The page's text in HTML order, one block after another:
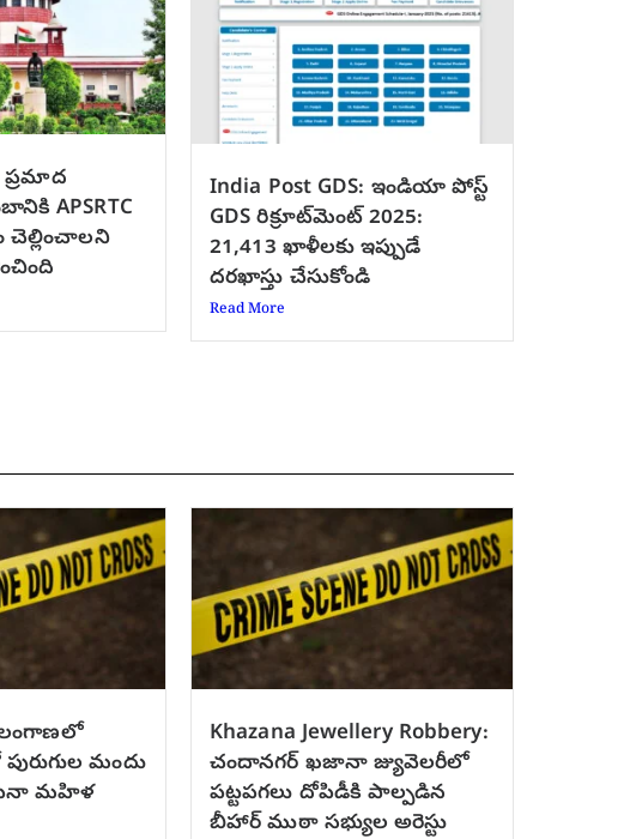
ప్రమాద
APSRTC
చెల్లించాలని
India Post GDS: ఇండియా పోస్ట్
GDS రిక్రూట్‌మెంట్ 2025:
21,413 ఖాళీలకు ఇప్పుడే
దరఖాస్తు చేసుకోండి
Read More
మందు
మహిళ
Khazana Jewellery Robbery:
చందానగర్ ఖజానా జ్యువెలరీలో
పట్టపగలు దోపిడీకి పాల్పడిన
బీహార్ ముఠా సభ్యుల అరెస్టు